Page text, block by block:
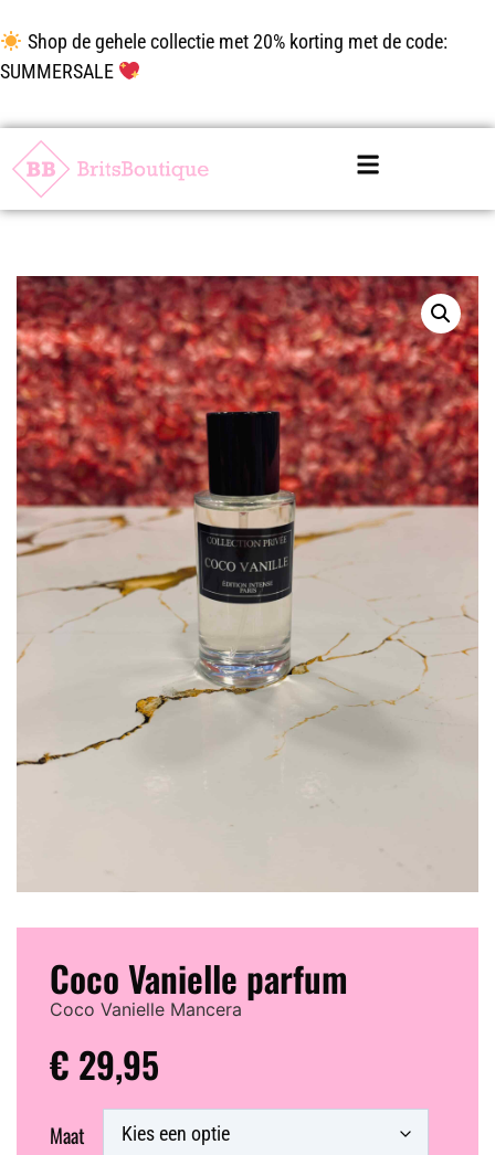
Shop de gehele collectie met 20% korting met de code:
SUMMERSALE
Coco Vanielle parfum
Coco Vanielle Mancera
€ 29,95
Maat